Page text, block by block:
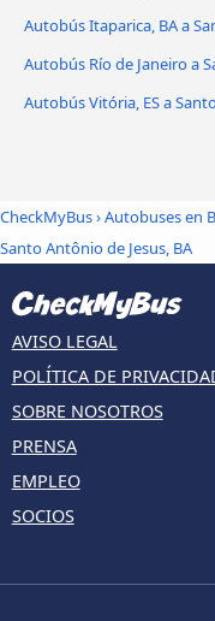
Autobús Itaparica, BA a
Autobús Río de Janeiro a
Autobús Vitória, ES a
CheckMyBus›Autobuses en
Santo Antônio de Jesus, BA
AVISO LEGAL
POLÍTICA DE
SOBRE NOSOTROS
PRENSA
EMPLEO
SOCIOS